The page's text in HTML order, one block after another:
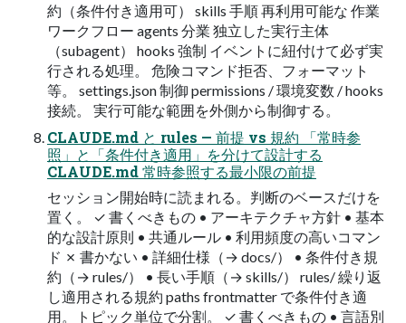
約（条件付き適用可） skills 手順 再利用可能な 作業
ワークフロー agents 分業 独立した実行主体
（subagent） hooks 強制 イベントに紐付けて必ず実
行される処理。 危険コマンド拒否、フォーマット
等。 settings.json 制御 permissions / 環境変数 / hooks
接続。 実行可能な範囲を外側から制御する。
CLAUDE.md と rules — 前提 vs 規約 「常時参
照」と「条件付き適用」を分けて設計する
CLAUDE.md 常時参照する最小限の前提
セッション開始時に読まれる。判断のベースだけを
置く。 ✓ 書くべきもの • アーキテクチャ方針 • 基本
的な設計原則 • 共通ルール • 利用頻度の高いコマン
ド ✗ 書かない • 詳細仕様（→ docs/） • 条件付き規
約（→ rules/） • 長い手順（→ skills/） rules/ 繰り返
し適用される規約 paths frontmatter で条件付き適
用。トピック単位で分割。 ✓ 書くべきもの • 言語別